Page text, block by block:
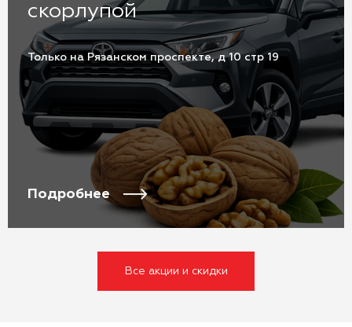
скорлупой
Только на Рязанском проспекте, д 10 стр 19
Подробнее
Все акции и скидки